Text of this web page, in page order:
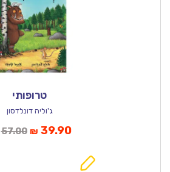
טרופותי
ג'וליה דונלדסון
57.00המחיר
₪ 39.90המחיר
הוא: